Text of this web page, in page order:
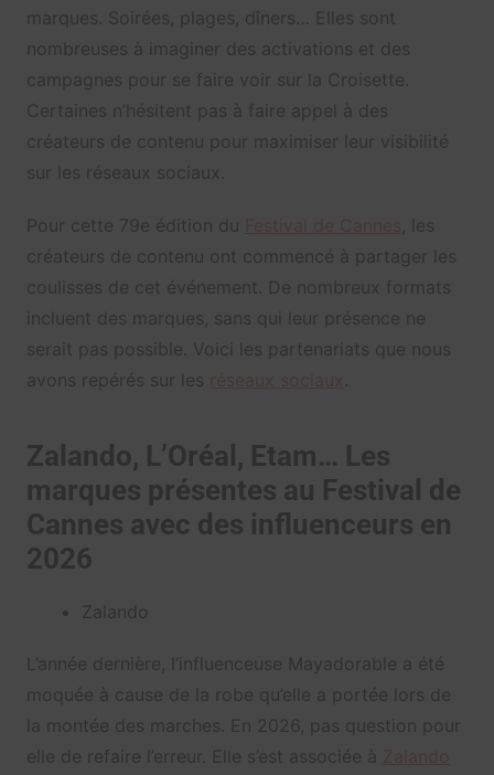
marques. Soirées, plages, dîners… Elles sont
nombreuses à imaginer des activations et des
campagnes pour se faire voir sur la Croisette.
Certaines n’hésitent pas à faire appel à des
créateurs de contenu pour maximiser leur visibilité
sur les réseaux sociaux.
Pour cette 79e édition du
, les
créateurs de contenu ont commencé à partager les
coulisses de cet événement. De nombreux formats
incluent des marques, sans qui leur présence ne
serait pas possible. Voici les partenariats que nous
avons repérés sur les
Zalando, L’Oréal, Etam… Les
marques présentes au Festival de
Cannes avec des influenceurs en
2026
Zalando
L’année dernière, l’influenceuse Mayadorable a été
moquée à cause de la robe qu’elle a portée lors de
la montée des marches. En 2026, pas question pour
elle de refaire l’erreur. Elle s’est associée à